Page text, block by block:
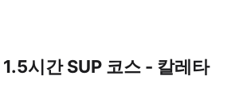
시간 SUP 코스 - 칼레타